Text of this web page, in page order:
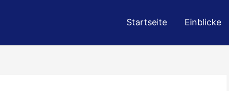
Startseite Einblicke